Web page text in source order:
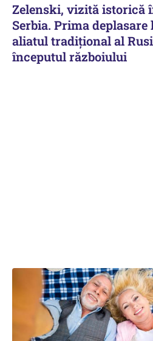
Zelenski, vizită istorică
Serbia. Prima deplasare
aliatul tradițional al
începutul războiului